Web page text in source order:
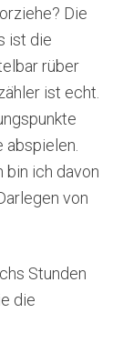
Die
ist die
rüber
ist echt.
bin ich davon
von
Stunden
die